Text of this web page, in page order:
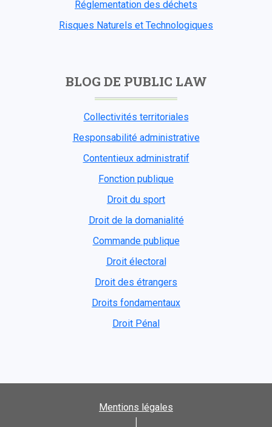
Réglementation des déchets
Risques Naturels et Technologiques
BLOG DE PUBLIC LAW
Collectivités territoriales
Responsabilité administrative
Contentieux administratif
Fonction publique
Droit du sport
Droit de la domanialité
Commande publique
Droit électoral
Droit des étrangers
Droits fondamentaux
Droit Pénal
Mentions légales
|